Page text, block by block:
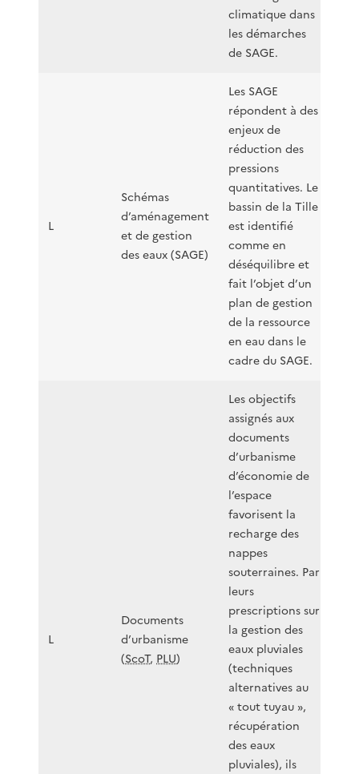
climatique dans
les démarches
de SAGE.
L
Schémas
d’aménagement
et de gestion
des eaux (SAGE)
Les SAGE
répondent à des
enjeux de
réduction des
pressions
quantitatives. Le
bassin de la Tille
est identifié
comme en
déséquilibre et
fait l’objet d’un
plan de gestion
de la ressource
en eau dans le
cadre du SAGE.
L
Documents
d’urbanisme
(ScoT, PLU)
Les objectifs
assignés aux
documents
d’urbanisme
d’économie de
l’espace
favorisent la
recharge des
nappes
souterraines. Par
leurs
prescriptions sur
la gestion des
eaux pluviales
(techniques
alternatives au
« tout tuyau »,
récupération
des eaux
pluviales), ils